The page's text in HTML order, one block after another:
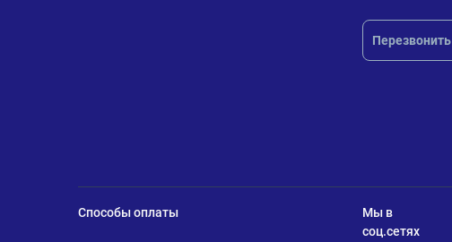
Перезвонить
Способы оплаты
Мы в
соц.сетях